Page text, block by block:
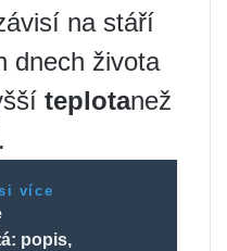
na stáří
dnech života
teplotanež
více
popis,